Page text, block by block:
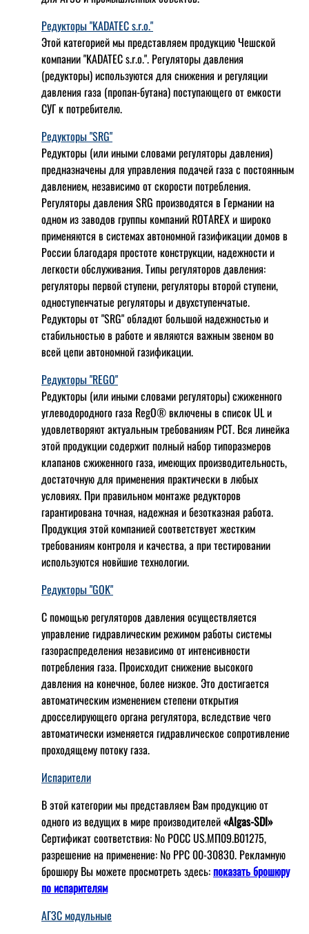
Редукторы "KADATEC s.r.o."
Этой категорией мы представляем продукцию Чешской
компании "KADATEC s.r.o.". Регуляторы давления
(редукторы) используются для снижения и регуляции
давления газа (пропан-бутана) поступающего от емкости
СУГ к потребителю.
Редукторы "SRG"
Редукторы (или иными словами регуляторы давления)
предназначены для управления подачей газа с постоянным
давлением, независимо от скорости потребления.
Регуляторы давления SRG производятся в Германии на
одном из заводов группы компаний ROTAREX и широко
применяются в системах автономной газификации домов в
России благодаря простоте конструкции, надежности и
легкости обслуживания. Типы регуляторов давления:
регуляторы первой ступени, регуляторы второй ступени,
одноступенчатые регуляторы и двухступенчатые.
Редукторы от "SRG" обладют большой надежностью и
стабильностью в работе и являются важным звеном во
всей цепи автономной газификации.
Редукторы "REGO"
Редукторы (или иными словами регуляторы) сжиженного
углеводородного газа RegO® включены в список UL и
удовлетворяют актуальным требованиям РСТ. Вся линейка
этой продукции содержит полный набор типоразмеров
клапанов сжиженного газа, имеющих производительность,
достаточную для применения практически в любых
условиях. При правильном монтаже редукторов
гарантирована точная, надежная и безотказная работа.
Продукция этой компанией соответствует жестким
требованиям контроля и качества, а при тестировании
используются новйшие технологии.
Редукторы "GOK"
С помощью регуляторов давления осуществляется
управление гидравлическим режимом работы системы
газораспределения независимо от интенсивности
потребления газа. Происходит снижение высокого
давления на конечное, более низкое. Это достигается
автоматическим изменением степени открытия
дросселирующего органа регулятора, вследствие чего
автоматически изменяется гидравлическое сопротивление
проходящему потоку газа.
Испарители
В этой категории мы представляем Вам продукцию от
одного из ведущих в мире производителей«Algas-SDI»
Сертификат соответствия: № РОСС US.МП09.В01275,
разрешение на применение: № РРС 00-30830. Рекламную
брошюру Вы можете просмотреть здесь:показать брошюру
по испарителям
АГЗС модульные